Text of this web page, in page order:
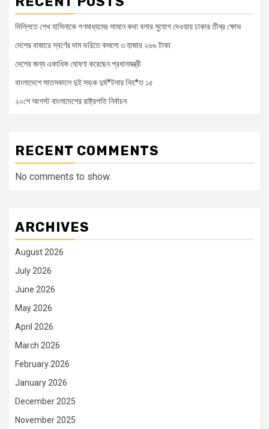
দিল্লিতে শেখ হাসিনাকে গণমাধ্যমের সামনে কথা বলার সুযোগ দেওয়ায় ঢাকার তীব্র ক্ষোভ
দেশের বাজারে স্বর্ণের দাম ভরিতে কমলো ৩ হাজার ২৬৬ টাকা
দেশের জন্য একাধিক ঘোষণা করেছেন প্রধানমন্ত্রী
বাংলাদেশে সাতসকালে দুই সড়ক দুর্ঘ*টনায় নিহ*ত ১৫
২০শে আগস্ট বাংলাদেশের রাষ্ট্রপতি নির্বাচন
RECENT COMMENTS
No comments to show.
ARCHIVES
August 2026
July 2026
June 2026
May 2026
April 2026
March 2026
February 2026
January 2026
December 2025
November 2025